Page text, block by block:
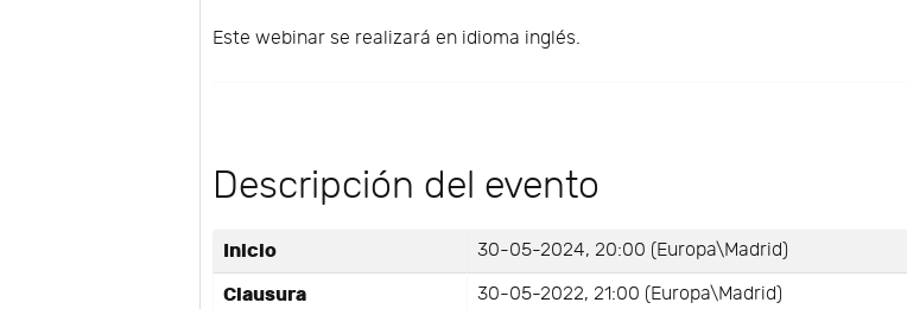
Este webinar se realizará en idioma inglés.
Descripción del evento
Inicio 30-05-2024, 20:00 (Europa\Madrid)
Clausura 30-05-2022, 21:00 (Europa\Madrid)